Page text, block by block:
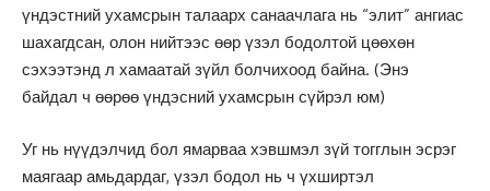
үндэстний ухамсрын талаарх санаачлага нь “элит” ангиас
шахагдсан, олон нийтээс өөр үзэл бодолтой цөөхөн
сэхээтэнд л хамаатай зүйл болчихоод байна. (Энэ
байдал ч өөрөө үндэсний ухамсрын сүйрэл юм)
Уг нь нүүдэлчид бол ямарваа хэвшмэл зүй тогглын эсрэг
маягаар амьдардаг, үзэл бодол нь ч үхширтэл